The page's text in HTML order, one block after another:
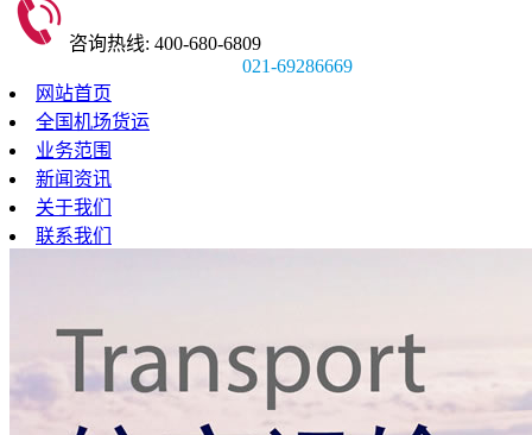
咨询热线: 400-680-6809
021-69286669
网站首页
全国机场货运
业务范围
新闻资讯
关于我们
联系我们